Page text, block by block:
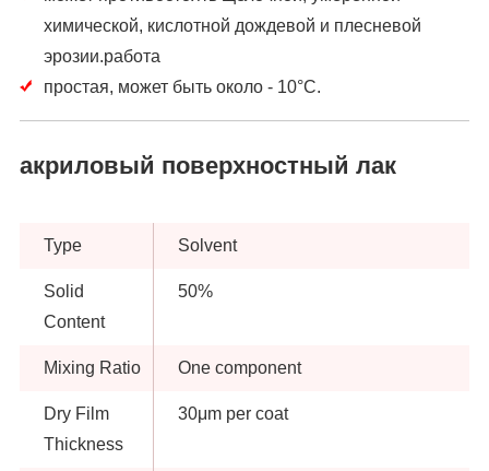
химической, кислотной дождевой и плесневой
эрозии.работа
простая, может быть около - 10°C.
акриловый поверхностный лак
Type Solvent
Solid
Content
50%
Mixing Ratio One component
Dry Film
Thickness
30μm per coat